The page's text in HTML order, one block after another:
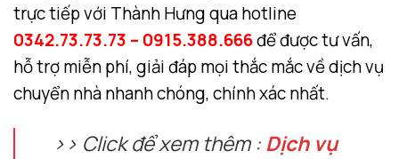
trực tiếp với Thành Hưng qua hotline
0342.73.73.73 – 0915.388.666để được tư vấn,
hỗ trợ miễn phí, giải đáp mọi thắc mắc về dịch vụ
chuyển nhà nhanh chóng, chính xác nhất.
>> Click để xem thêm :Dịch vụ